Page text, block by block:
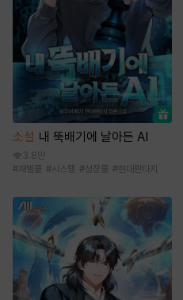
소설 내 뚝배기에 날아든 AI
3.8만
# 재벌물 #시스템 #성장물 #현대판타지